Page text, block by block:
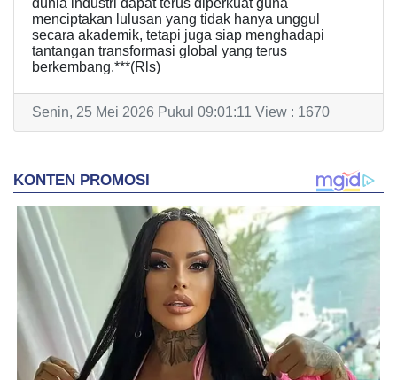
menciptakan lulusan yang tidak hanya unggul
secara akademik, tetapi juga siap menghadapi
tantangan transformasi global yang terus
berkembang.***(Rls)
Senin, 25 Mei 2026 Pukul 09:01:11 View : 1670